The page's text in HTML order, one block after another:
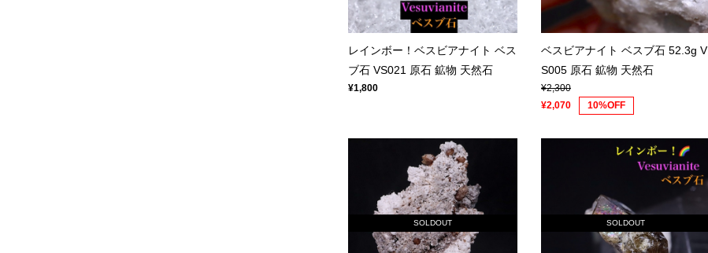
レインボー！ベスビアナイト ベス
ブ石 VS021 原石 鉱物 天然石
¥1,800
ベスビアナイト ベスブ石 52.3g V
S005 原石 鉱物 天然石
¥2,300
¥2,070
10%OFF
SOLDOUT SOLDOUT